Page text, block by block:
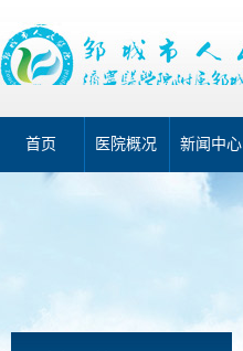
首页 医院概况 新闻中心